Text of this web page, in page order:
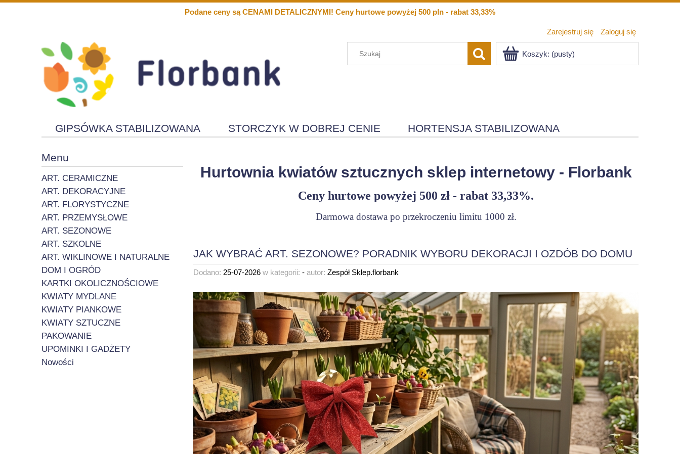
Podane ceny są CENAMI DETALICZNYMI! Ceny hurtowe powyżej 500 pln - rabat 33,33%
Zarejestruj się Zaloguj się
Koszyk: (pusty)
GIPSÓWKA STABILIZOWANA STORCZYK W DOBREJ CENIE HORTENSJA STABILIZOWANA
Menu
ART. CERAMICZNE
ART. DEKORACYJNE
ART. FLORYSTYCZNE
ART. PRZEMYSŁOWE
ART. SEZONOWE
ART. SZKOLNE
ART. WIKLINOWE I NATURALNE
DOM I OGRÓD
KARTKI OKOLICZNOŚCIOWE
KWIATY MYDLANE
KWIATY PIANKOWE
KWIATY SZTUCZNE
PAKOWANIE
UPOMINKI I GADŻETY
Nowości
Hurtownia kwiatów sztucznych sklep internetowy - Florbank
Ceny hurtowe powyżej 500 zł - rabat 33,33%.
Darmowa dostawa po przekroczeniu limitu 1000 zł.
JAK WYBRAĆ ART. SEZONOWE? PORADNIK WYBORU DEKORACJI I OZDÓB DO DOMU
Dodano: 25-07-2026 w kategorii: - autor: Zespół Sklep.florbank